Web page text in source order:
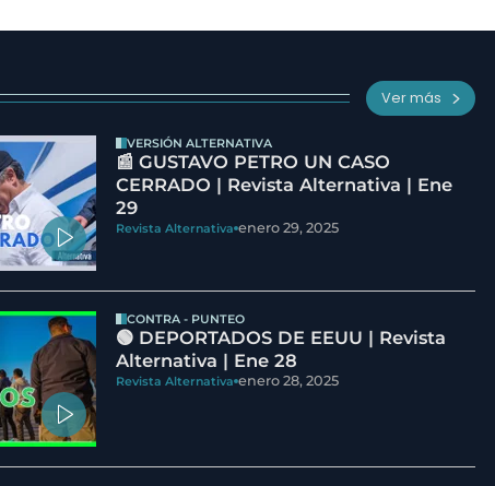
Ver más
VERSIÓN ALTERNATIVA
📰 GUSTAVO PETRO UN CASO
CERRADO | Revista Alternativa | Ene
29
Revista Alternativa enero 29, 2025
CONTRA - PUNTEO
🟢 DEPORTADOS DE EEUU | Revista
Alternativa | Ene 28
Revista Alternativa enero 28, 2025